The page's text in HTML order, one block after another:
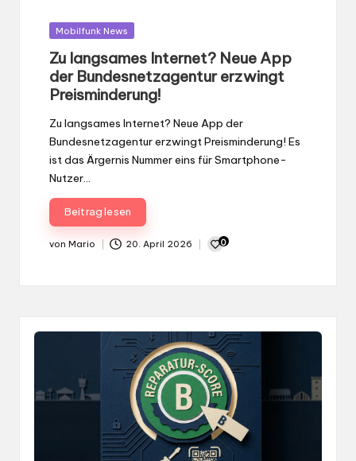
Gepostet
Mobilfunk News
Zu langsames Internet? Neue App
der Bundesnetzagentur erzwingt
Preisminderung!
Zu langsames Internet? Neue App der
Bundesnetzagentur erzwingt Preisminderung! Es
ist das Ärgernis Nummer eins für Smartphone-
Nutzer…
Beitrag lesen
von Mario 20. April 2026 0